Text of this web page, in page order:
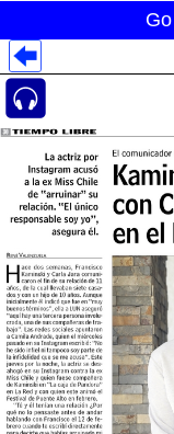
Despliegues
Despliegues
Despliegues